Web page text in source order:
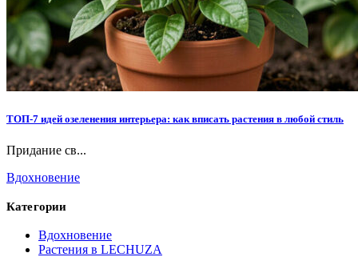
ТОП-7 идей озеленения интерьера: как вписать растения в любой стиль
Придание св...
Вдохновение
Категории
Вдохновение
Растения в LECHUZA